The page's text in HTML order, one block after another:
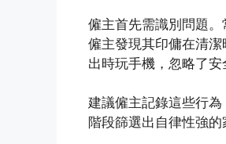
僱主首先需識別問題
僱主發現其印傭在清
出時玩手機，忽略了安
建議僱主記錄這些行
階段篩選出自律性強的